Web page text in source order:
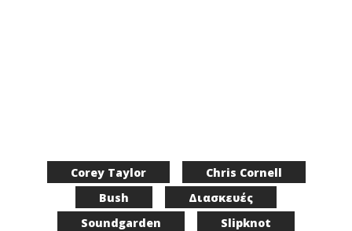
Corey Taylor
Chris Cornell
Bush
Διασκευές
Soundgarden
Slipknot